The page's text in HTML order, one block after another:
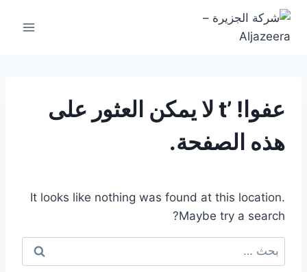
التجاوز
عفوا! ’t لا يمكن العثور على
هذه الصفحة.
It looks like nothing was found at this location.
Maybe try a search?
البحث
عن: